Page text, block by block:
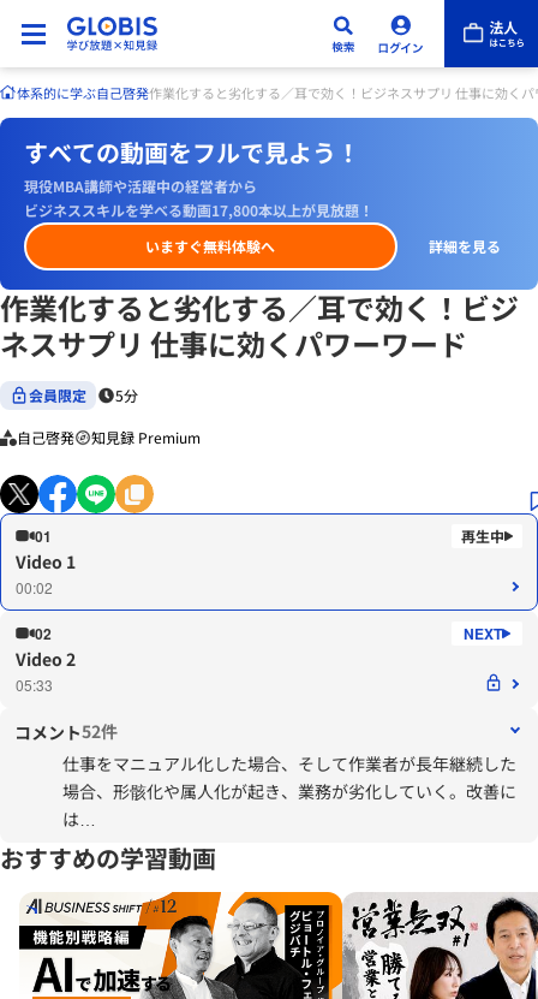
体系的に学ぶ自己啓発作業化すると劣化する／耳で効く！ビジネスサプリ 仕事に効く
すべての動画をフルで見よう！
現役MBA講師や活躍中の経営者から
ビジネススキルを学べる動画17,800本以上が見放題！
いますぐ無料体験へ
詳細を見る
作業化すると劣化する／耳で効く！ビジ
ネスサプリ 仕事に効くパワーワード
会員限定 5分
自己啓発 知見録 Premium
01
Video 1
00:02
02
Video 2
05:33
コメント52件
仕事をマニュアル化した場合、そして作業者が長年継続した
場合、形骸化や属人化が起き、業務が劣化していく。改善に
は
人の入れ替えが望ましいものの、人不足の昨今ではそれはむ
ずかしい。そこで業務の見直しとなるが、作業者が直接かか
わった場合、改善が望めないことが起こり得る。ここに第3
者や別視線の者を投入することで劇的な変化が生まれる場合
もある。また当人が改善する場合、一つは変えるという約束
ごとを守っていれば、当人の作業に対する改善力がみにつく
おすすめの学習動画